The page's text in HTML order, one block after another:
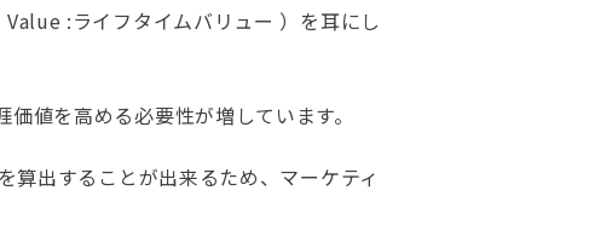
:ライフタイムバリュー ）を耳にし
値を高める必要性が増しています。
算出することが出来るため、マーケティ